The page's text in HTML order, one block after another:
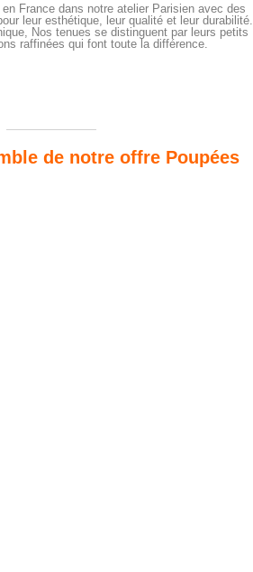
France dans notre atelier Parisien avec des
leur esthétique, leur qualité et leur durabilité.
Nos tenues se distinguent par leurs petits
raffinées qui font toute la différence.
de notre offre Poupées